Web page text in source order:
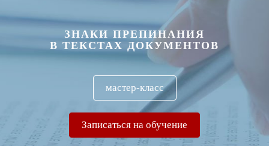
ЗНАКИ ПРЕПИНАНИЯ
В ТЕКСТАХ ДОКУМЕНТОВ
мастер-класс
Записаться на обучение